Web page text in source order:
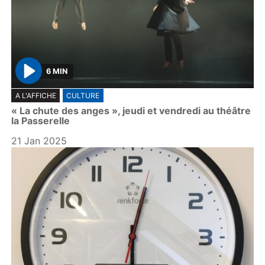
P
l
a
y
6 MIN
A L'AFFICHE CULTURE
« La chute des anges », jeudi et vendredi au théâtre
la Passerelle
21 Jan 2025